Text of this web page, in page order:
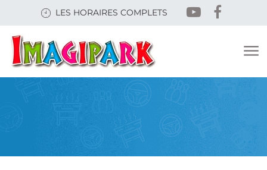
content
LES HORAIRES COMPLETS